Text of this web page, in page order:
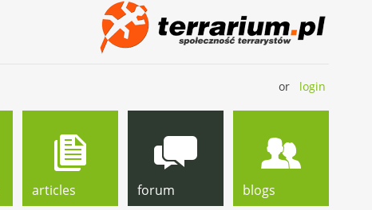
or login
articles forum blogs